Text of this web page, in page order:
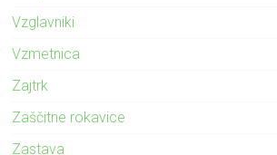
Vzglavniki
Vzmetnica
Zajtrk
Zaščitne rokavice
Zastava